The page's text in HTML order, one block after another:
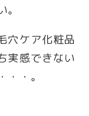
穴ケア化粧品
実感できない
・。